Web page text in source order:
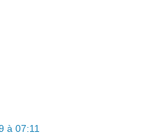
à 07:11